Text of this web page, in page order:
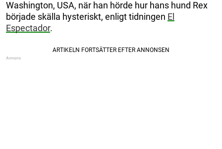
Washington, USA, när han hörde hur hans hund Rex
började skälla hysteriskt, enligt tidningen El
Espectador.